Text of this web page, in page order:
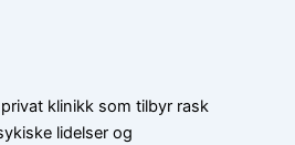
klinikk som tilbyr rask
lidelser og